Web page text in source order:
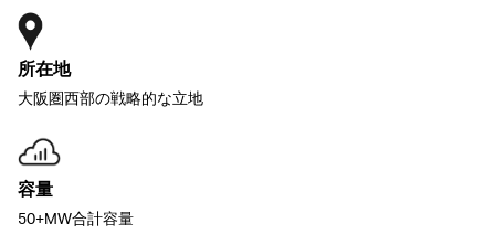
所在地
大阪圏西部の戦略的な立地
容量
50+MW合計容量